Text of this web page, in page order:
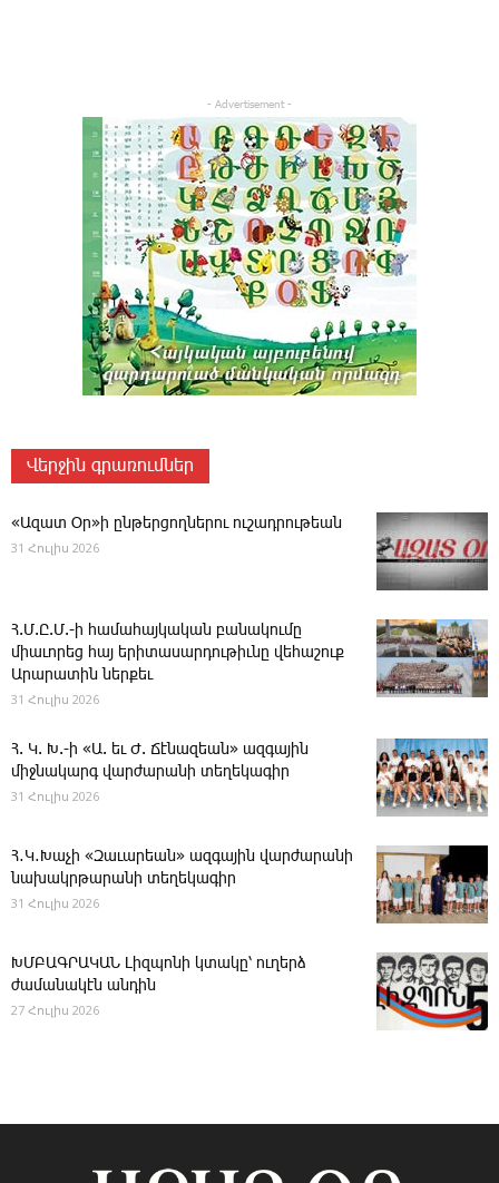
- Advertisement -
Վերջին գրառումներ
«Ազատ Օր»ի ընթերցողներու ուշադրութեան
31 Հուլիս 2026
Հ.Մ.Ը.Մ.-ի համահայկական բանակումը
միաւորեց հայ երիտասարդութիւնը վեհաշուք
Արարատին ներքեւ
31 Հուլիս 2026
Հ. Կ. Խ.-ի «Ա. եւ Ժ. ­Ճէնազեան» ազգային
միջնակարգ վարժարանի տեղեկագիր
31 Հուլիս 2026
Հ․Կ․Խաչի «Զաւարեան» ազգային վարժարանի
նախակրթարանի տեղեկագիր
31 Հուլիս 2026
ԽՄԲԱԳՐԱԿԱՆ ­Լիզպոնի կտակը՝ ուղերձ
ժամանակէն անդին
27 Հուլիս 2026